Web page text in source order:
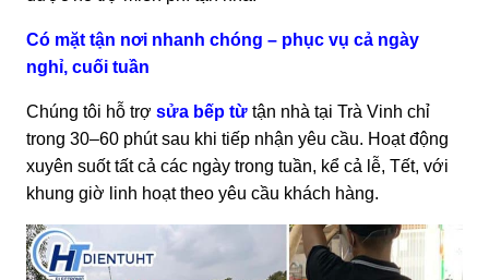
Có mặt tận nơi nhanh chóng – phục vụ cả ngày
nghỉ, cuối tuần
Chúng tôi hỗ trợ sửa bếp từ tận nhà tại Trà Vinh chỉ
trong 30–60 phút sau khi tiếp nhận yêu cầu. Hoạt động
xuyên suốt tất cả các ngày trong tuần, kể cả lễ, Tết, với
khung giờ linh hoạt theo yêu cầu khách hàng.